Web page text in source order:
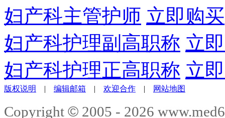
妇产科主管护师 立即购买
妇产科护理副高职称 立
妇产科护理正高职称 立
版权说明 | 编辑邮箱 | 欢迎合作 | 网站地图
Copyright © 2005 - 2026